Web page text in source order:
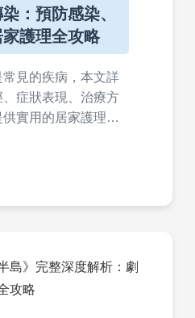
：預防感染、
護理全攻略
見的疾病，本文詳
症狀表現、治療方
實用的居家護理建
解如何避免感染和